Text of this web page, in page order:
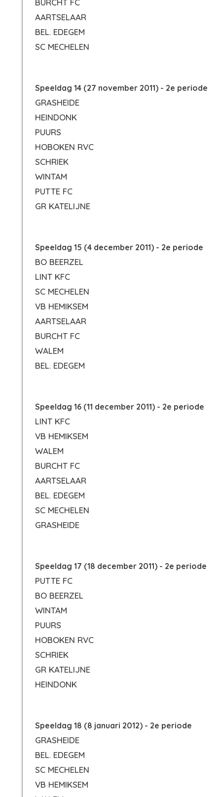
BURCHT FC
AARTSELAAR
BEL. EDEGEM
SC MECHELEN
Speeldag 14 (27 november 2011) - 2e periode
GRASHEIDE
HEINDONK
PUURS
HOBOKEN RVC
SCHRIEK
WINTAM
PUTTE FC
GR KATELIJNE
Speeldag 15 (4 december 2011) - 2e periode
BO BEERZEL
LINT KFC
SC MECHELEN
VB HEMIKSEM
AARTSELAAR
BURCHT FC
WALEM
BEL. EDEGEM
Speeldag 16 (11 december 2011) - 2e periode
LINT KFC
VB HEMIKSEM
WALEM
BURCHT FC
AARTSELAAR
BEL. EDEGEM
SC MECHELEN
GRASHEIDE
Speeldag 17 (18 december 2011) - 2e periode
PUTTE FC
BO BEERZEL
WINTAM
PUURS
HOBOKEN RVC
SCHRIEK
GR KATELIJNE
HEINDONK
Speeldag 18 (8 januari 2012) - 2e periode
GRASHEIDE
BEL. EDEGEM
SC MECHELEN
VB HEMIKSEM